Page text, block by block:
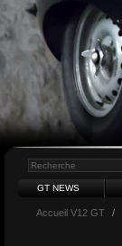
GT NEWS
Accueil V12 GT /